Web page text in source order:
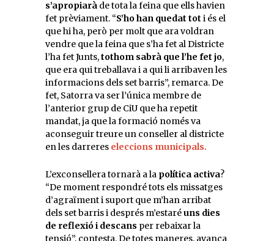
s’apropiarà de tota la feina que ells havien
fet prèviament. “S’ho han quedat tot i és el
que hi ha, però per molt que ara voldran
vendre que la feina que s’ha fet al Districte
l’ha fet Junts,tothom sabrà que l’he fet jo,
que era qui treballava i a qui li arribaven les
informacions dels set barris”, remarca. De
fet, Satorra va ser l’única membre de
l’anterior grup de CiU que ha repetit
mandat, ja que la formació només va
aconseguir treure un conseller al districte
en les darreres eleccions municipals.
L’exconsellera tornarà a la política activa?
“De moment respondré tots els missatges
d’agraïment i suport que m’han arribat
dels set barris i després m’estaréuns dies
de reflexió i descans per rebaixar la
tensió”, contesta. De totes maneres, avança